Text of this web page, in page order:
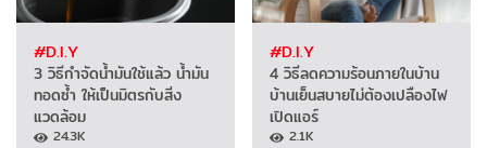
#D.I.Y
3 วิธีกำจัดน้ำมันใช้แล้ว น้ำมัน
ทอดซ้ำ ให้เป็นมิตรกับสิ่ง
แวดล้อม
24.3K
#D.I.Y
4 วิธีลดความร้อนภายในบ้าน
บ้านเย็นสบายไม่ต้องเปลืองไฟ
เปิดแอร์
2.1K